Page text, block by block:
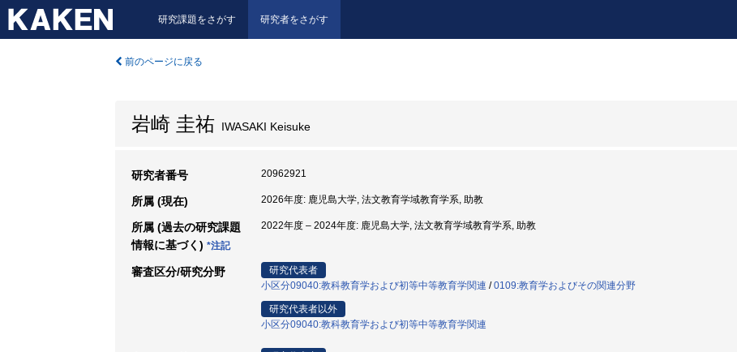
研究課題をさがす 研究者をさがす
前のページに戻る
岩崎 圭祐 IWASAKI Keisuke
研究者番号 20962921
所属 (現在) 2026年度: 鹿児島大学, 法文教育学域教育学系, 助教
所属 (過去の研究課題
情報に基づく) *注記
2022年度 – 2024年度: 鹿児島大学, 法文教育学域教育学系, 助教
審査区分/研究分野
研究代表者
小区分09040:教科教育学および初等中等教育学関連 /0109:教育学およびその関連分野
研究代表者以外
小区分09040:教科教育学および初等中等教育学関連